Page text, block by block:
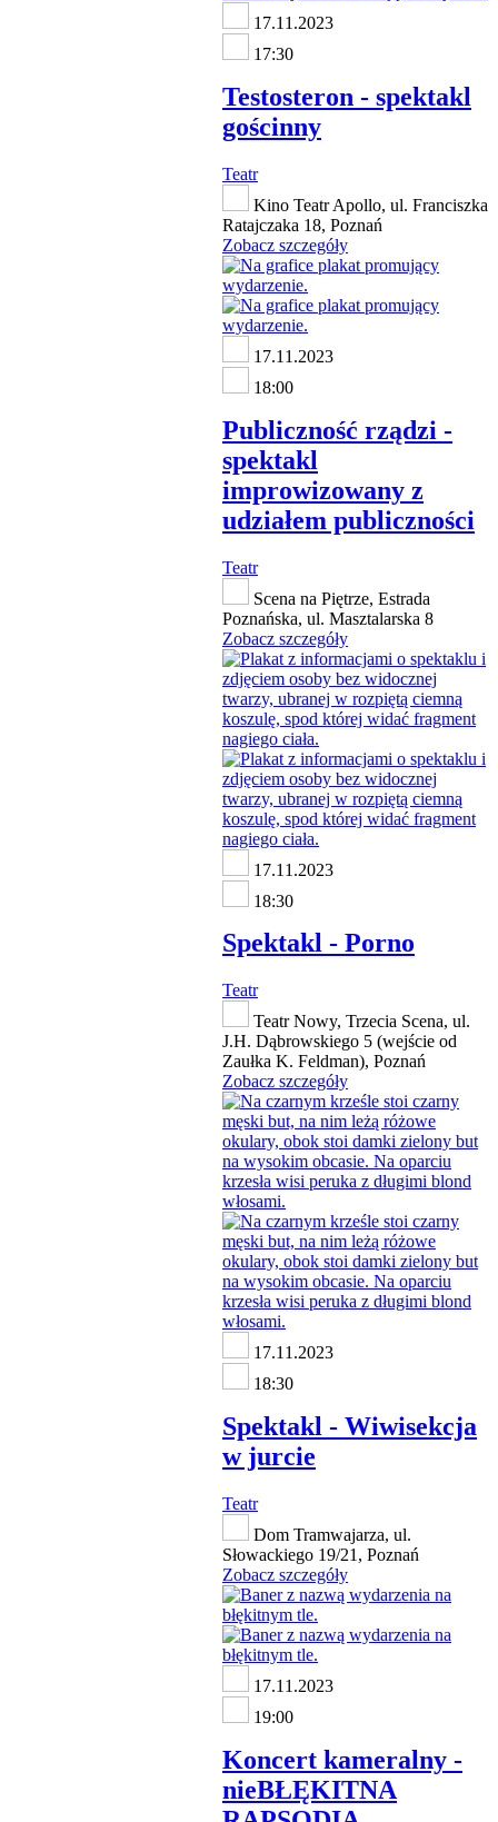
17.11.2023
17:30
Testosteron - spektakl
gościnny
Teatr
Kino Teatr Apollo, ul. Franciszka
Ratajczaka 18, Poznań
Zobacz szczegóły
17.11.2023
18:00
Publiczność rządzi -
spektakl
improwizowany z
udziałem publiczności
Teatr
Scena na Piętrze, Estrada
Poznańska, ul. Masztalarska 8
Zobacz szczegóły
17.11.2023
18:30
Spektakl - Porno
Teatr
Teatr Nowy, Trzecia Scena, ul.
J.H. Dąbrowskiego 5 (wejście od
Zaułka K. Feldman), Poznań
Zobacz szczegóły
17.11.2023
18:30
Spektakl - Wiwisekcja
w jurcie
Teatr
Dom Tramwajarza, ul.
Słowackiego 19/21, Poznań
Zobacz szczegóły
17.11.2023
19:00
Koncert kameralny -
nieBŁĘKITNA